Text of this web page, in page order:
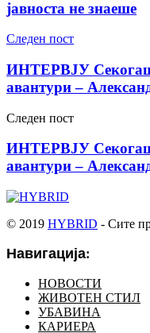
јавноста не знаеше
Следен пост
ИНТЕРВЈУ Секогаш
авантури –
Следен пост
ИНТЕРВЈУ Секогаш
авантури –
© 2019 HYBRID - Сите
Навигација:
НОВОСТИ
ЖИВОТЕН СТИЛ
УБАВИНА
КАРИЕРА